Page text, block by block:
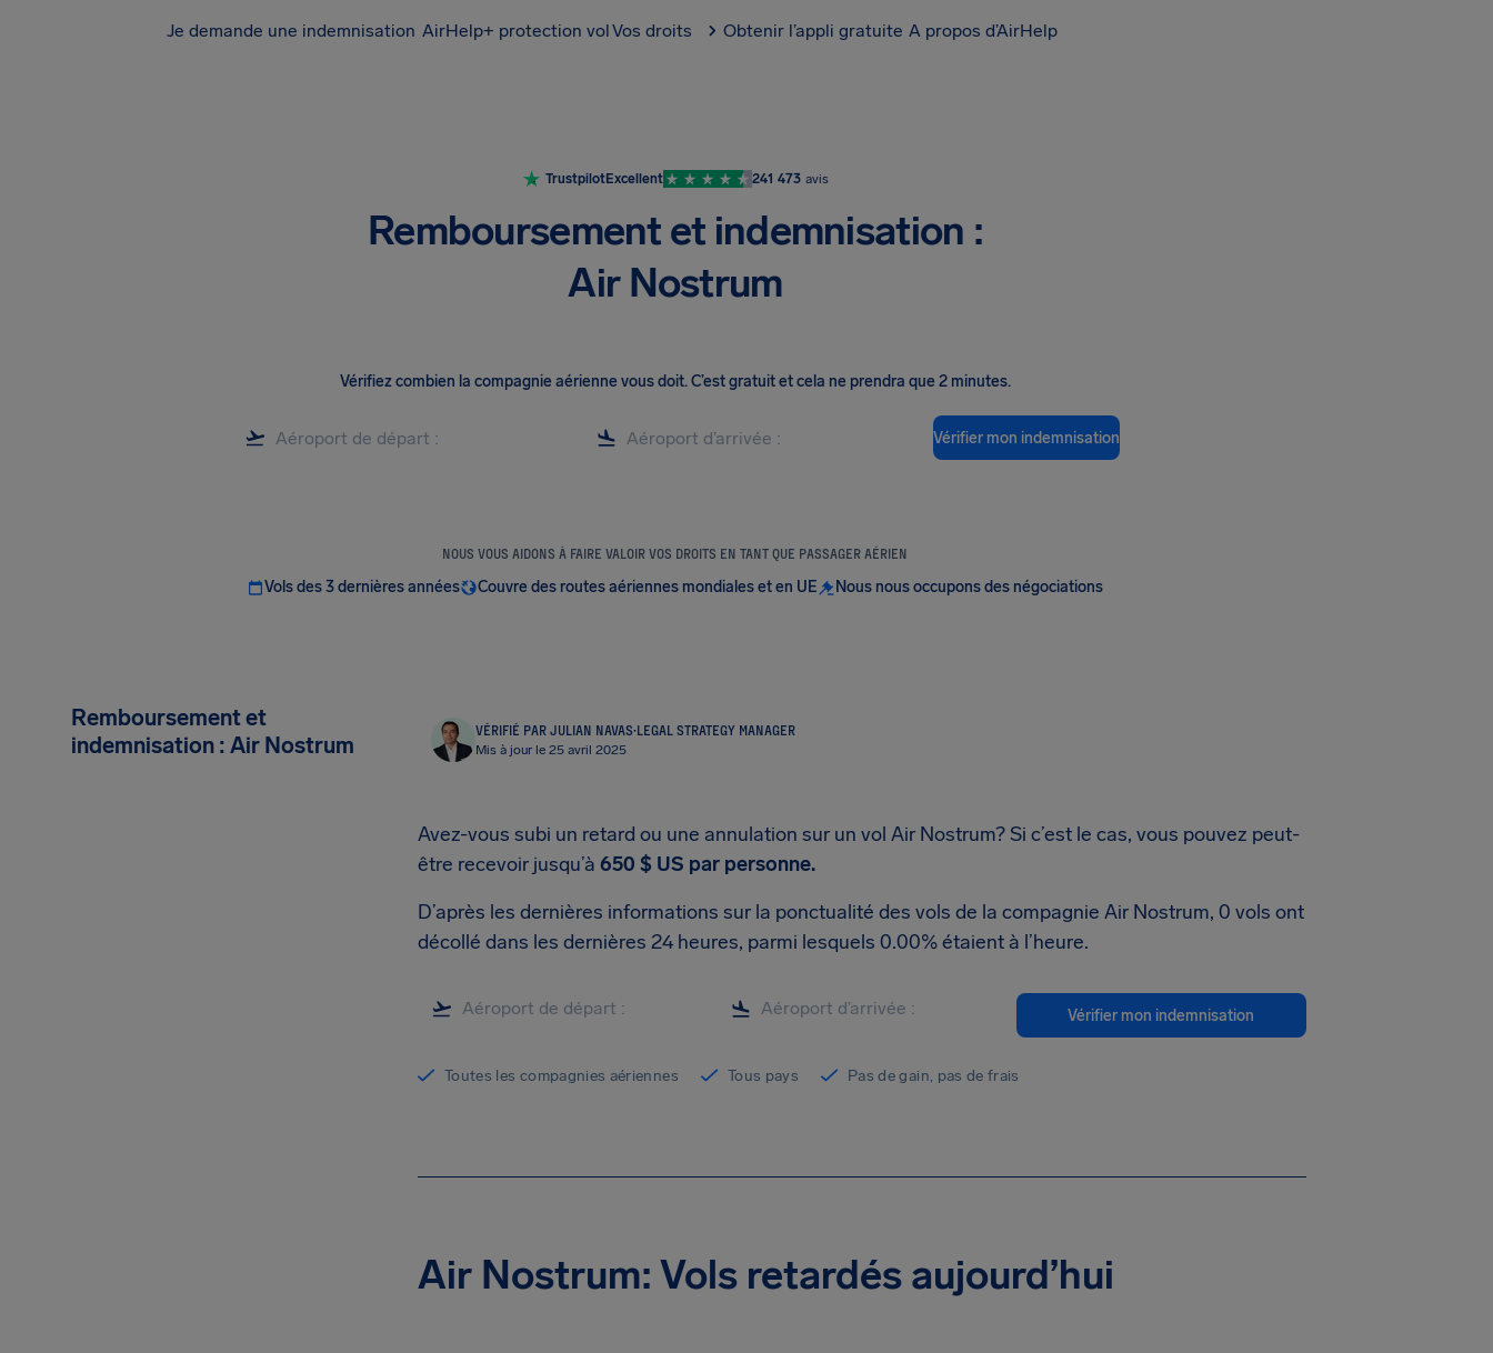
Je demande une indemnisation AirHelp+ protection volVos droits Obtenir l’appli gratuite A propos d’AirHelp
TrustpilotExcellent 241 473 avis
Remboursement et indemnisation :
Air Nostrum
Vérifiez combien la compagnie aérienne vous doit.C’est gratuit et cela ne prendra que 2 minutes.
Vérifier mon indemnisation
NOUS VOUS AIDONS À FAIRE VALOIR VOS DROITS EN TANT QUE PASSAGER AÉRIEN
Vols des 3 dernières années Couvre des routes aériennes mondiales et en UE Nous nous occupons des négociations
Remboursement et
indemnisation : Air Nostrum
VÉRIFIÉ PAR JULIAN NAVAS·LEGAL STRATEGY MANAGER
Mis à jour le 25 avril 2025
Avez-vous subi un retard ou une annulation sur un vol Air Nostrum? Si c’est le cas, vous pouvez peut-
être recevoir jusqu’à 650 $ US par personne.
D’après les dernières informations sur la ponctualité des vols de la compagnie Air Nostrum, 0 vols ont
décollé dans les dernières 24 heures, parmi lesquels 0.00% étaient à l’heure.
Vérifier mon indemnisation
Toutes les compagnies aériennes Tous pays Pas de gain, pas de frais
Air Nostrum: Vols retardés aujourd’hui